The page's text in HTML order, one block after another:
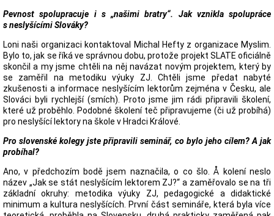
Pevnost spolupracuje i s „našimi bratry“. Jak vznikla spolupráce
s neslyšícími Slováky?
Loni naši organizaci kontaktoval Michal Hefty z organizace Myslim.
Bylo to, jak se říká ve správnou dobu, protože projekt SLATE oficiálně
skončil a my jsme chtěli na něj navázat novým projektem, který by
se zaměřil na metodiku výuky ZJ. Chtěli jsme předat nabyté
zkušenosti a informace neslyšícím lektorům zejména v Česku, ale
Slováci byli rychlejší (smích). Proto jsme jim rádi připravili školení,
které už proběhlo. Podobné školení teč připravujeme (či už probíhá)
pro neslyšící lektory na škole v Hradci Králové.
Pro slovenské kolegy jste připravili seminář, co bylo jeho cílem? A jak
probíhal?
Ano, v předchozím bodě jsem naznačila, o co šlo. Å kolení neslo
název „Jak se stát neslyšícím lektorem ZJ?“ a zaměřovalo se na tři
základní okruhy: metodika výuky ZJ, pedagogické a didaktické
minimum a kultura neslyšících. První část semináře, která byla více